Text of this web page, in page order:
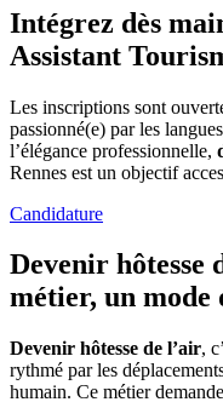
Intégrez dès
Assistant
Les inscriptions sont
passionné(e) par les
l’élégance professionnelle,
Rennes est un objectif
Candidature
Devenir hôtesse
métier, un mode
Devenir hôtesse de l’air,
rythmé par les
humain. Ce métier